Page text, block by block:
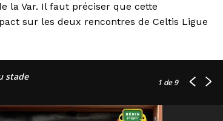
la Var. Il faut préciser que cette
sur les deux rencontres de Celtis Ligue
stade
1 de 9